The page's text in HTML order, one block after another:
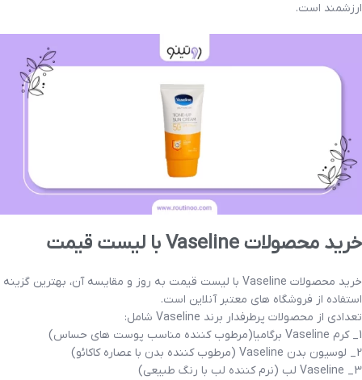
ارزشمند است.
خرید محصولات Vaseline با لیست قیمت
خرید محصولات Vaseline با لیست قیمت به روز و مقایسه آن، بهترین گزینه
استفاده از فروشگاه های معتبر آنلاین است.
تعدادی از محصولات پرطرفدار برند Vaseline شامل:
1_ کرم Vaseline برگامیا(مرطوب کننده مناسب پوست های حساس)
2_ لوسیون بدن Vaseline (مرطوب کننده بدن با عصاره کاکائو)
3_ Vaseline لب (نرم کننده لب با رنگ طبیعی)